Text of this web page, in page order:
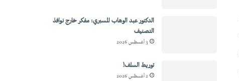
الدكتور عبد الوهاب المسيري: مفكر خارج نوافذ
التصنيف
3 أغسطس 2026
توريط السلف!
2 أغسطس 2026